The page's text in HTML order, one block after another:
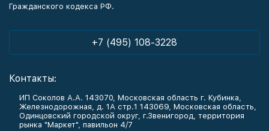
Гражданского кодекса РФ.
+7 (495) 108-3228
Контакты:
ИП Соколов А.А. 143070, Московская область г. Кубинка,
Железнодорожная, д. 1А стр.1 143069, Московская область,
Одинцовский городской округ, г.Звенигород, территория
рынка "Маркет", павильон 4/7